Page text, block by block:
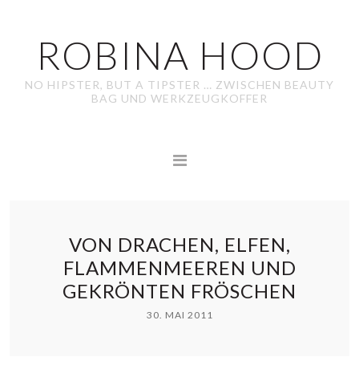
ROBINA HOOD
NO HIPSTER, BUT A TIPSTER … ZWISCHEN BEAUTY
BAG UND WERKZEUGKOFFER
VON DRACHEN, ELFEN,
FLAMMENMEEREN UND
GEKRÖNTEN FRÖSCHEN
30. MAI 2011